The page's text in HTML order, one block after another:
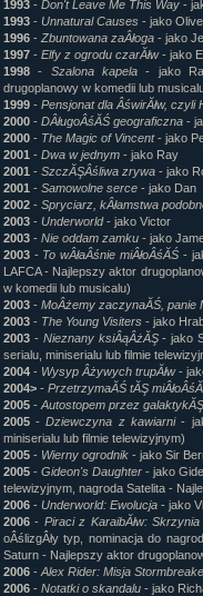
1993- Don't Leave Me This Way-
1993- Unnatural Causes- jako
1996- Zbuntowana zaÂłoga- jako
1997- Elfy z ogrodu czarĂłw- jako
1998- Szalona kapela- jako
drugoplanowy w komedii lub
1999- Pensjonat dla ÂświrĂłw, czyli
2000- DÂługoÂśĂŚ geograficzna-
2000- The Magic of Vincent- jako
2001 - Dwa w jednym- jako Ray
2001 - SzczĂŞÂśliwa zrywa- jako
2001 - Samowolne serce- jako Dan
2002- Spryciarz, kÂłamstwa
2003- Underworld- jako Victor
2003- Nie oddam zamku- jako
2003- To wÂłaÂśnie miÂłoÂśĂŚ -
LAFCA - Najlepszy aktor
w komedii lub musicalu)
2003- MoÂżemy zaczynaĂŚ, panie
2003- The Young Visiters- jako
2003- Nieznany ksiÂąÂżĂŞ- jako
serialu, miniserialu lub filmie
2004- Wysyp Âżywych trupĂłw-
2004>- PrzetrzymaĂŚ tĂŞ
2005- Autostopem przez galaktykĂŞ
2005-Dziewczyna z kawiarni-
miniserialu lub filmie telewizyjnym)
2005- Wierny ogrodnik- jako Sir
2005- Gideon's Daughter- jako
telewizyjnym, nagroda Satelita -
2006- Underworld: Ewolucja- jako
2006- Piraci z KaraibĂłw:
oÂślizgÂły typ, nominacja do
Saturn - Najlepszy aktor
2006- Alex Rider: Misja
2006- Notatki o skandalu- jako